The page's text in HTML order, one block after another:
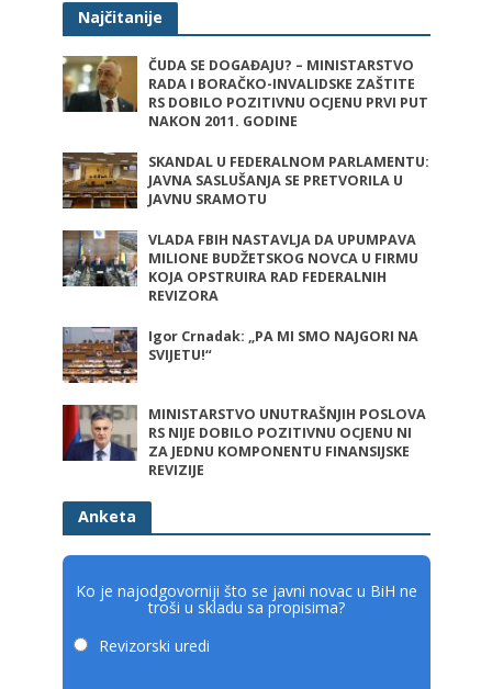
Najčitanije
ČUDA SE DOGAĐAJU? – MINISTARSTVO
RADA I BORAČKO-INVALIDSKE ZAŠTITE
RS DOBILO POZITIVNU OCJENU PRVI PUT
NAKON 2011. GODINE
SKANDAL U FEDERALNOM PARLAMENTU:
JAVNA SASLUŠANJA SE PRETVORILA U
JAVNU SRAMOTU
VLADA FBIH NASTAVLJA DA UPUMPAVA
MILIONE BUDŽETSKOG NOVCA U FIRMU
KOJA OPSTRUIRA RAD FEDERALNIH
REVIZORA
Igor Crnadak: „PA MI SMO NAJGORI NA
SVIJETU!“
MINISTARSTVO UNUTRAŠNJIH POSLOVA
RS NIJE DOBILO POZITIVNU OCJENU NI
ZA JEDNU KOMPONENTU FINANSIJSKE
REVIZIJE
Anketa
Ko je najodgovorniji što se javni novac u BiH ne
troši u skladu sa propisima?
Revizorski uredi